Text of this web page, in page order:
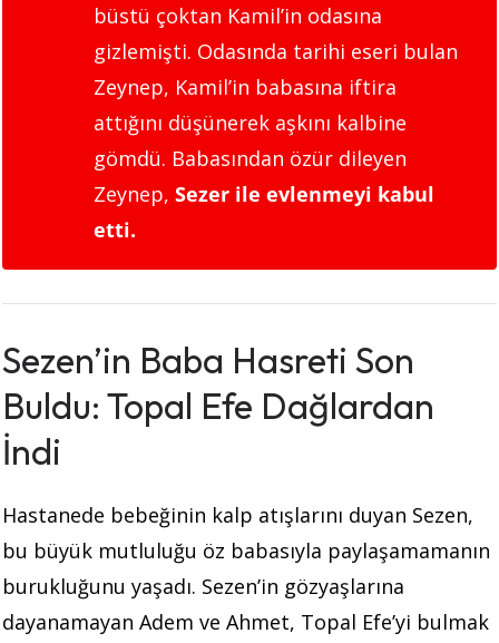
büstü çoktan Kamil’in odasına
gizlemişti. Odasında tarihi eseri bulan
Zeynep, Kamil’in babasına iftira
attığını düşünerek aşkını kalbine
gömdü. Babasından özür dileyen
Zeynep, Sezer ile evlenmeyi kabul
etti.
Sezen’in Baba Hasreti Son
Buldu: Topal Efe Dağlardan
İndi
Hastanede bebeğinin kalp atışlarını duyan Sezen,
bu büyük mutluluğu öz babasıyla paylaşamamanın
burukluğunu yaşadı. Sezen’in gözyaşlarına
dayanamayan Adem ve Ahmet, Topal Efe’yi bulmak